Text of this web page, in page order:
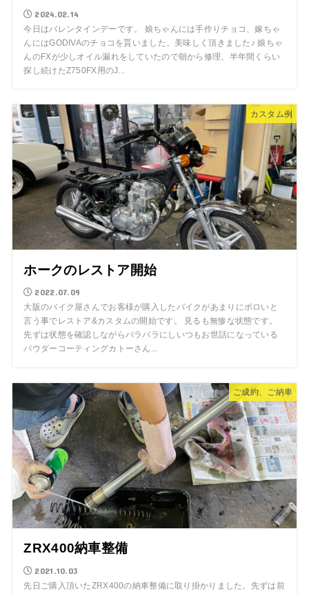
2024.02.14
今日はバレンタインデーです。 娘ちゃんには手作りチョコ、嫁ちゃ
んにはGODIVAのチョコを貰いました。美味しく頂きました♪ 娘ちゃ
んのFXが少しオイル漏れをしていたので朝から修理、半年間くらい
探し続けたZ750FX用のJ...
カスタム例
ホークのレストア開始
2022.07.09
大阪のバイク屋さんでお客様が購入したバイクがあまりにボロいと
言う事でレストア&カスタムの開始です。 見るも無惨な状態です。
先ずは状態を確認しながらバラバラにしいつもお世話になっている
パウダーコーティングカトーさん...
ご成約、ご納車
ZRX400納車整備
2021.10.03
先日ご購入頂いたZRX400の納車整備に取り掛かりました。先ずは前